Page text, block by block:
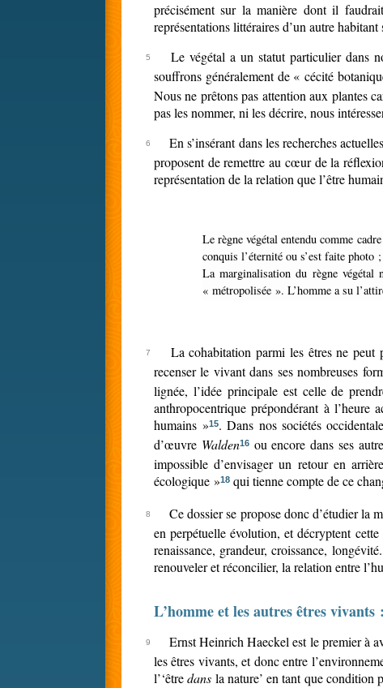
précisément sur la manière dont il
représentations littéraires d’un autre
Le végétal a un statut particulier dans
souffrons généralement de « cécité
Nous ne prêtons pas attention aux plantes
pas les nommer, ni les décrire, nous
En s’insérant dans les recherches
proposent de remettre au cœur de la
représentation de la relation que l’être
Le règne végétal entendu comme cadre quotidien des sujets urbanisés tels que sont aujourd’hui la majorité des gens relève de l’artificiel, voire du virtuel. Sa copie a souvent
conquis l’éternité ou s’est faite photo
La marginalisation du règne végétal naturel est certes indéniable […], la nature a reconquis un espace différent mais réel. Elle aussi s’est paradoxalement urbanisée,
« métropolisée ». L’homme a su
La cohabitation parmi les êtres ne
recenser le vivant dans ses nombreuses
lignée, l’idée principale est celle de
anthropocentrique prépondérant à l’heure
humains »15. Dans nos sociétés
d’œuvre Walden16ou encore dans ses
impossible d’envisager un retour en
écologique »18 qui tienne compte de ce
Ce dossier se propose donc d’étudier la
en perpétuelle évolution, et décryptent
renaissance, grandeur, croissance,
renouveler et réconcilier, la relation entre
L’homme et les autres êtres vivants
Ernst Heinrich Haeckel est le premier à
les êtres vivants, et donc entre
l’‘êtredans la nature’ en tant que condition